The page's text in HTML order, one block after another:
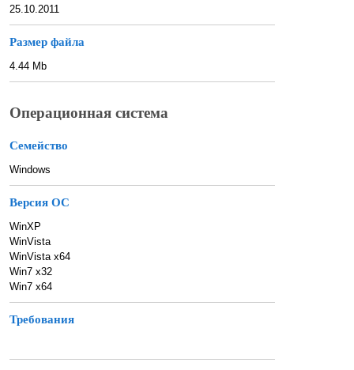
25.10.2011
Размер файла
4.44 Mb
Операционная система
Семейство
Windows
Версия ОС
WinXP
WinVista
WinVista x64
Win7 x32
Win7 x64
Требования